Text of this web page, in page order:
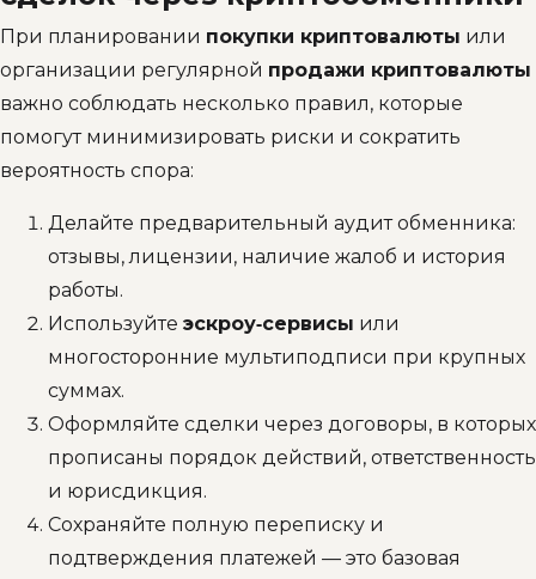
При планировании покупки криптовалюты или
организации регулярной продажи криптовалюты
важно соблюдать несколько правил, которые
помогут минимизировать риски и сократить
вероятность спора:
Делайте предварительный аудит обменника:
отзывы, лицензии, наличие жалоб и история
работы.
Используйте эскроу‑сервисы или
многосторонние мультиподписи при крупных
суммах.
Оформляйте сделки через договоры, в которых
прописаны порядок действий, ответственность
и юрисдикция.
Сохраняйте полную переписку и
подтверждения платежей — это базовая